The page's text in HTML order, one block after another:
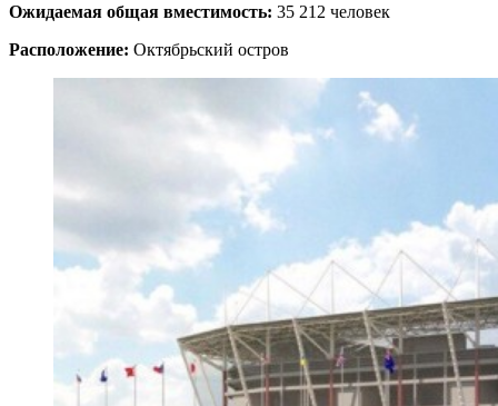
Ожидаемая общая вместимость: 35 212 человек
Расположение: Октябрьский остров